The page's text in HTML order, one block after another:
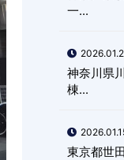
一...
神奈川県
棟...
東京都世